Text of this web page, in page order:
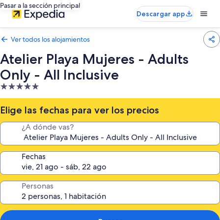
Pasar a la sección principal
Descargar app
Ver todos los alojamientos
Atelier Playa Mujeres - Adults
Only - All Inclusive
Alojamiento
de
5.0 estrellas
Elige las fechas para ver los precios
¿A dónde vas?
Fechas
Personas